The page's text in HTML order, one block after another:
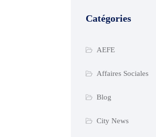
Catégories
AEFE
Affaires Sociales
Blog
City News